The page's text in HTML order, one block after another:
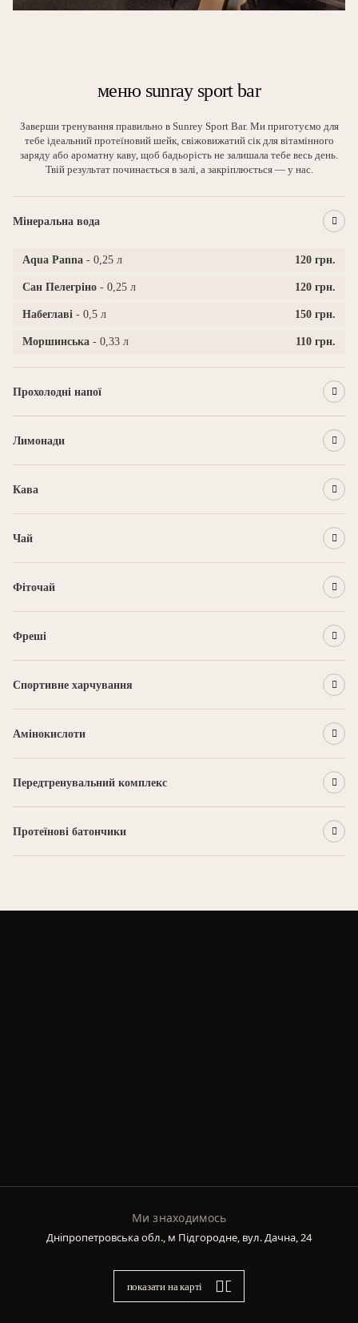
меню sunray sport bar
Заверши тренування правильно в Sunrey Sport Bar. Ми приготуємо для
тебе ідеальний протеїновий шейк, свіжовижатий сік для вітамінного
заряду або ароматну каву, щоб бадьорість не залишала тебе весь день.
Твій результат починається в залі, а закріплюється — у нас.
Мінеральна вода
Aqua Panna - 0,25 л 120 грн.
Сан Пелегріно - 0,25 л 120 грн.
Набеглаві - 0,5 л 150 грн.
Моршинська - 0,33 л 110 грн.
Прохолодні напої
Лимонади
Кава
Чай
Фіточай
Фреші
Спортивне харчування
Амінокислоти
Передтренувальний комплекс
Протеїнові батончики
Ми знаходимось
Дніпропетровська обл., м Підгородне, вул. Дачна, 24
показати на карті